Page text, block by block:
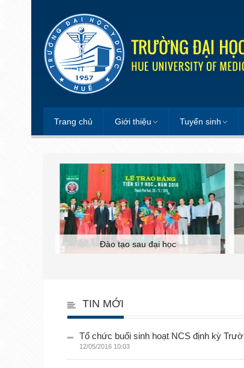
Trang chủ Giới thiệu Tuyển sinh
Đào tạo sau đại học
TIN MỚI
Tổ chức buổi sinh hoạt NCS định kỳ
12/05/2016 10:03